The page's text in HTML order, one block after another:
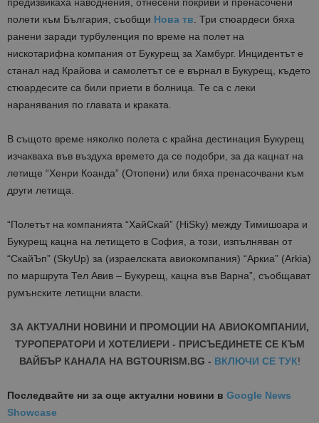
полети към България, съобщи Нова тв . Три стюардеси бяха
ранени заради турбуленция по време на полет на
нискотарифна компания от Букурещ за Хамбург. Инцидентът е
станал над Крайова и самолетът се е върнал в Букурещ, където
стюардесите са били приети в болница. Те са с леки
наранявания по главата и краката.
В същото време няколко полета с крайна дестинация Букурещ
изчакваха във въздуха времето да се подобри, за да кацнат на
летище “Хенри Коанда” (Отопени) или бяха пренасочвани към
други летища.
“Полетът на компанията “ХайСкай” (HiSky) между Тимишоара и
Букурещ кацна на летището в София, а този, изпълняван от
“СкайЪп” (SkyUp) за (израелската авиокомпания) “Аркиа” (Arkia)
по маршрута Тел Авив – Букурещ, кацна във Варна”, съобщават
румънските летищни власти.
ЗА АКТУАЛНИ НОВИНИ И ПРОМОЦИИ НА АВИОКОМПАНИИ,
ТУРОПЕРАТОРИ И ХОТЕЛИЕРИ - ПРИСЪЕДИНЕТЕ СЕ КЪМ
ВАЙБЪР КАНАЛА НА BGTOURISM.BG - ВКЛЮЧИ СЕ ТУК!
Последвайте ни за още актуални новини в Google News
Showcase